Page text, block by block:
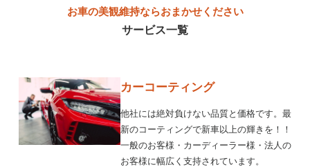
お車の美観維持ならおまかせください
サービス一覧
カーコーティング
他社には絶対負けない品質と価格です。最
新のコーティングで新車以上の輝きを！！
一般のお客様・カーディーラー様・法人の
お客様に幅広く支持されています。